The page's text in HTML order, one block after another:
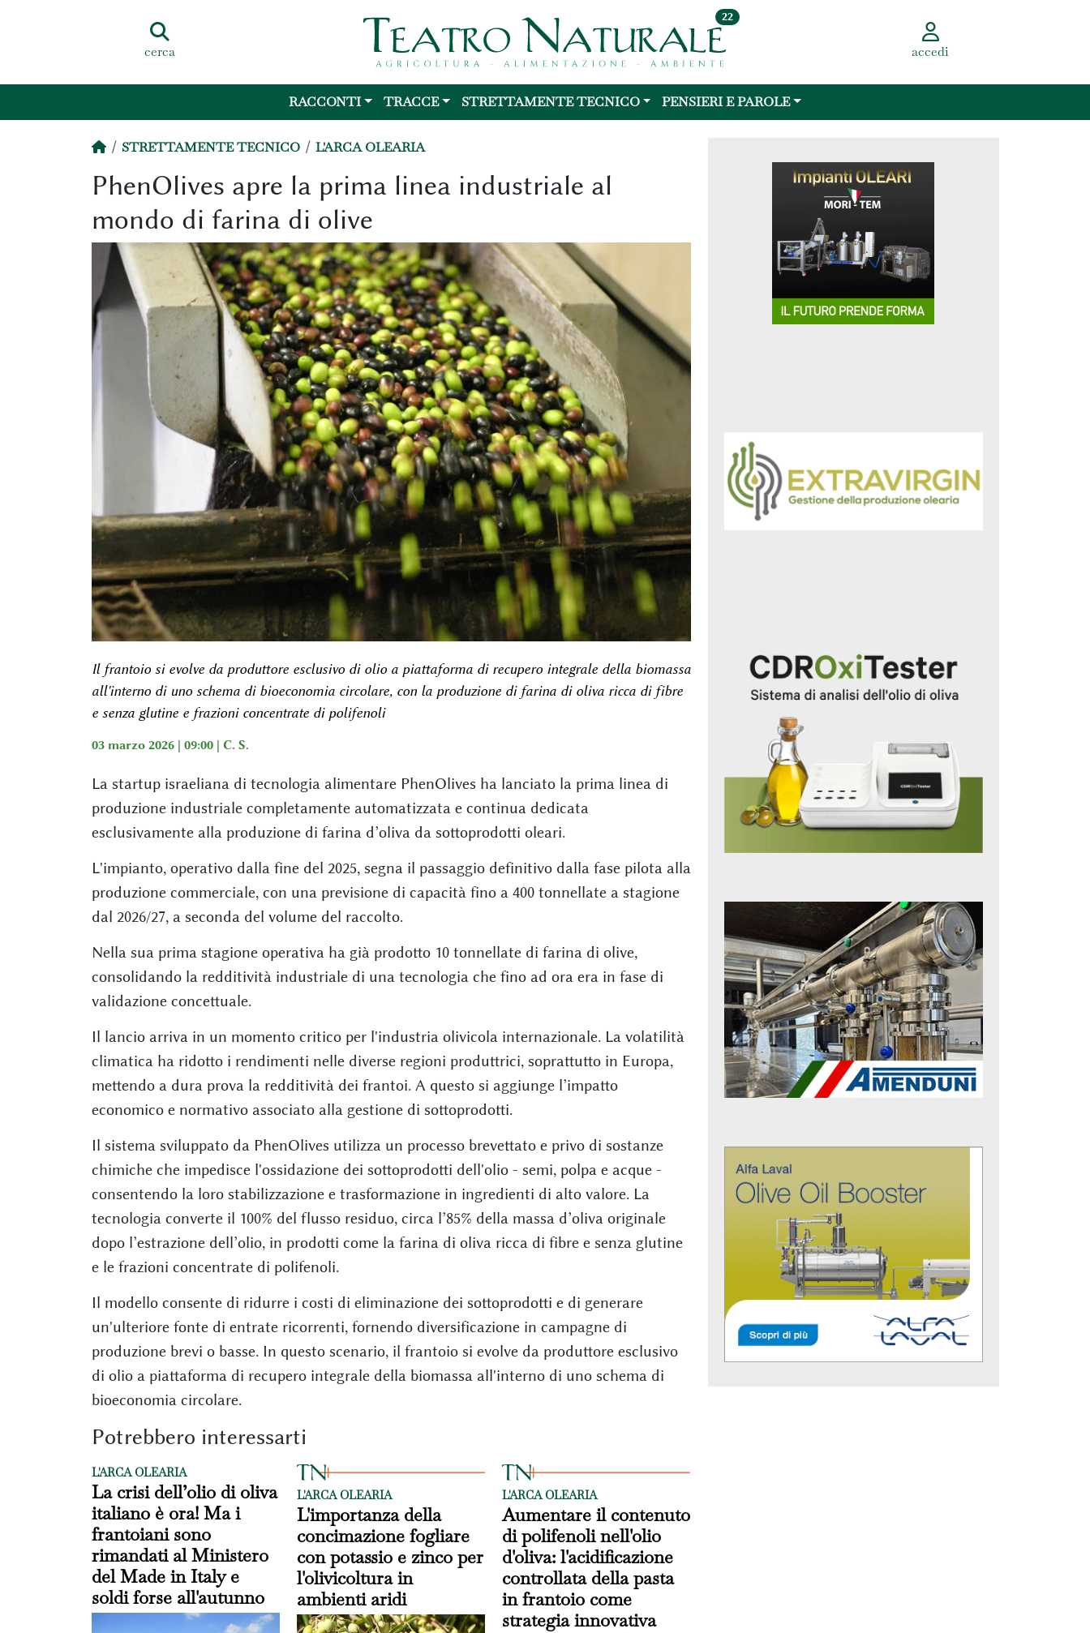
cerca
22
accedi
RACCONTI TRACCE STRETTAMENTE TECNICO PENSIERI E PAROLE
STRETTAMENTE TECNICO L'ARCA OLEARIA
PhenOlives apre la prima linea industriale al
mondo di farina di olive
Il frantoio si evolve da produttore esclusivo di olio a piattaforma di recupero integrale della biomassa
all'interno di uno schema di bioeconomia circolare, con la produzione di farina di oliva ricca di fibre
e senza glutine e frazioni concentrate di polifenoli
03 marzo 2026 | 09:00 | C. S.
La startup israeliana di tecnologia alimentare PhenOlives ha lanciato la prima linea di
produzione industriale completamente automatizzata e continua dedicata
esclusivamente alla produzione di farina d’oliva da sottoprodotti oleari.
L'impianto, operativo dalla fine del 2025, segna il passaggio definitivo dalla fase pilota alla
produzione commerciale, con una previsione di capacità fino a 400 tonnellate a stagione
dal 2026/27, a seconda del volume del raccolto.
Nella sua prima stagione operativa ha già prodotto 10 tonnellate di farina di olive,
consolidando la redditività industriale di una tecnologia che fino ad ora era in fase di
validazione concettuale.
Il lancio arriva in un momento critico per l'industria olivicola internazionale. La volatilità
climatica ha ridotto i rendimenti nelle diverse regioni produttrici, soprattutto in Europa,
mettendo a dura prova la redditività dei frantoi. A questo si aggiunge l’impatto
economico e normativo associato alla gestione di sottoprodotti.
Il sistema sviluppato da PhenOlives utilizza un processo brevettato e privo di sostanze
chimiche che impedisce l'ossidazione dei sottoprodotti dell'olio - semi, polpa e acque -
consentendo la loro stabilizzazione e trasformazione in ingredienti di alto valore. La
tecnologia converte il 100% del flusso residuo, circa l’85% della massa d’oliva originale
dopo l’estrazione dell’olio, in prodotti come la farina di oliva ricca di fibre e senza glutine
e le frazioni concentrate di polifenoli.
Il modello consente di ridurre i costi di eliminazione dei sottoprodotti e di generare
un'ulteriore fonte di entrate ricorrenti, fornendo diversificazione in campagne di
produzione brevi o basse. In questo scenario, il frantoio si evolve da produttore esclusivo
di olio a piattaforma di recupero integrale della biomassa all'interno di uno schema di
bioeconomia circolare.
Potrebbero interessarti
L'ARCA OLEARIA
La crisi dell’olio di oliva
italiano è ora! Ma i
frantoiani sono
rimandati al Ministero
del Made in Italy e
soldi forse all'autunno
L'ARCA OLEARIA
L'importanza della
concimazione fogliare
con potassio e zinco per
l'olivicoltura in
ambienti aridi
L'ARCA OLEARIA
Aumentare il contenuto
di polifenoli nell'olio
d'oliva: l'acidificazione
controllata della pasta
in frantoio come
strategia innovativa